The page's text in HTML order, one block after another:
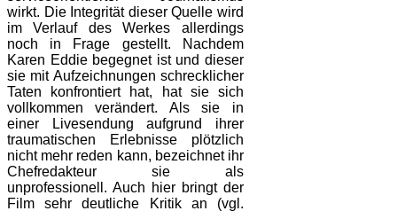
wirkt. Die Integrität dieser Quelle wird
im Verlauf des Werkes allerdings
noch in Frage gestellt. Nachdem
Karen Eddie begegnet ist und dieser
sie mit Aufzeichnungen schrecklicher
Taten konfrontiert hat, hat sie sich
vollkommen verändert. Als sie in
einer Livesendung aufgrund ihrer
traumatischen Erlebnisse plötzlich
nicht mehr reden kann, bezeichnet ihr
Chefredakteur sie als
unprofessionell. Auch hier bringt der
Film sehr deutliche Kritik an (vgl.